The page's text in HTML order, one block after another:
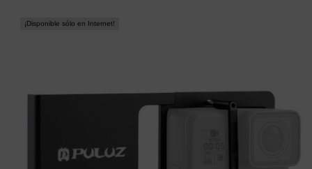
¡Disponible sólo en Internet!